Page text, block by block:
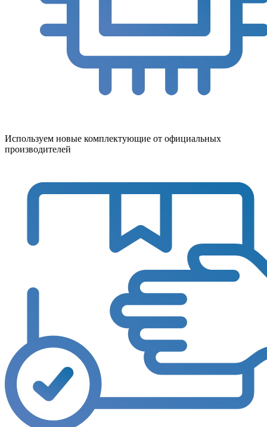
Используем новые комплектующие от официальных
производителей